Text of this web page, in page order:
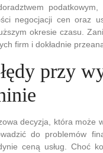
negocjacji cen oraz
okresie czasu.
firm i dokładnie
przy
decyzja, która może
do problemów
ceną usług. Choć